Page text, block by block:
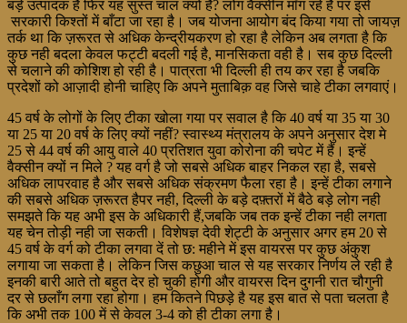
बड़े उत्पादक है फिर यह सुस्त चाल क्यों है? लोग वैक्सीन माँग रहे है पर इसे
सरकारी किश्तों में बाँटा जा रहा है। जब योजना आयोग बंद किया गया तो जायज़
तर्क था कि ज़रूरत से अधिक केन्द्रीयकरण हो रहा है लेकिन अब लगता है कि
कुछ नही बदला केवल फट्टी बदली गई है, मानसिकता वही है। सब कुछ दिल्ली
से चलाने की कोशिश हो रही है। पात्रता भी दिल्ली ही तय कर रहा है जबकि
प्रदेशों को आज़ादी होनी चाहिए कि अपने मुताबिक़ वह जिसे चाहे टीका लगवाएं।
45 वर्ष के लोगों के लिए टीका खोला गया पर सवाल है कि 40 वर्ष या 35 या 30
या 25 या 20 वर्ष के लिए क्यों नहीं? स्वास्थ्य मंत्रालय के अपने अनुसार देश मे
25 से 44 वर्ष की आयु वाले 40 प्रतिशत युवा कोरोना की चपेट में हैं। इन्हें
वैक्सीन क्यों न मिले ? यह वर्ग है जो सबसे अधिक बाहर निकल रहा है, सबसे
अधिक लापरवाह है और सबसे अधिक संक्रमण फैला रहा है। इन्हें टीका लगाने
की सबसे अधिक ज़रूरत हैपर नही, दिल्ली के बड़े दफ़्तरों में बैठे बड़े लोग नही
समझते कि यह अभी इस के अधिकारी हैं,जबकि जब तक इन्हें टीका नही लगता
यह चेन तोड़ी नही जा सकती। विशेषज्ञ देवी शेट्टी के अनुसार अगर हम 20 से
45 वर्ष के वर्ग को टीका लगवा दें तो छ: महीने में इस वायरस पर कुछ अंकुश
लगाया जा सकता है। लेकिन जिस कछुआ चाल से यह सरकार निर्णय ले रही है
इनकी बारी आते तो बहुत देर हो चुकी होगी और वायरस दिन दुगनी रात चौगुनी
दर से छलाँग लगा रहा होगा। हम कितने पिछड़े है यह इस बात से पता चलता है
कि अभी तक 100 में से केवल 3-4 को ही टीका लगा है।